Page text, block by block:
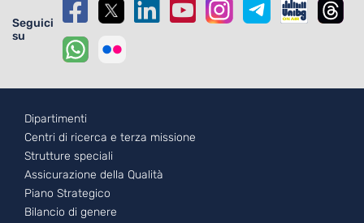
Seguici
su
Footer - 1
Dipartimenti
Centri di ricerca e terza missione
Strutture speciali
Assicurazione della Qualità
Piano Strategico
Bilancio di genere